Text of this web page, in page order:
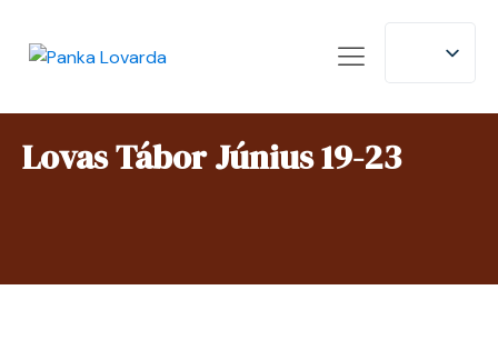
Lovas Tábor Június 19-23